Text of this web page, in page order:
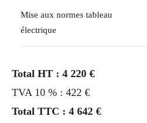
Mise aux normes tableau
électrique
Total HT : 4 220 €
TVA 10 % : 422 €
Total TTC : 4 642 €